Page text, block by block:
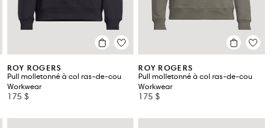
ROY ROGERS
Pull molletonné à col ras-de-cou
Workwear
175 $
ROY ROGERS
Pull molletonné à col ras-de-cou
Workwear
175 $